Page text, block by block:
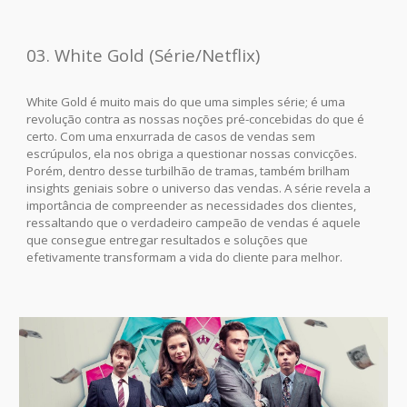
03. White Gold (Série/Netflix)
White Gold é muito mais do que uma simples série; é uma
revolução contra as nossas noções pré-concebidas do que é
certo. Com uma enxurrada de casos de vendas sem
escrúpulos, ela nos obriga a questionar nossas convicções.
Porém, dentro desse turbilhão de tramas, também brilham
insights geniais sobre o universo das vendas. A série revela a
importância de compreender as necessidades dos clientes,
ressaltando que o verdadeiro campeão de vendas é aquele
que consegue entregar resultados e soluções que
efetivamente transformam a vida do cliente para melhor.